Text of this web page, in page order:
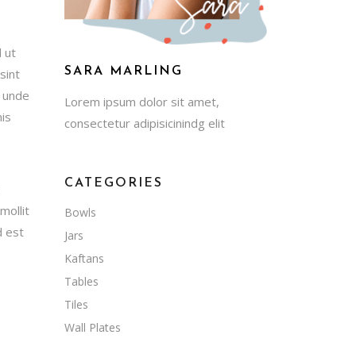
ut
est
SARA MARLING
Lorem ipsum dolor sit amet,
consectetur adipisicinindg elit
CATEGORIES
Bowls
Jars
Kaftans
Tables
Tiles
Wall Plates